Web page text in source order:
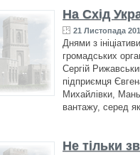
На Схід
21 Листопада
Днями з
громадських
Сергій
підприємця
Михайлівки,
вантажу, серед
Не тільки